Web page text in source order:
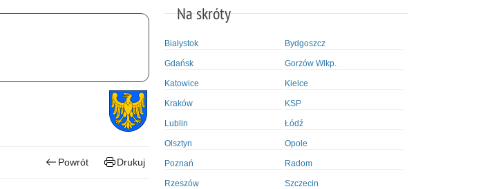
Powrót Drukuj
Na skróty
Białystok Bydgoszcz
Gdańsk Gorzów Wlkp.
Katowice Kielce
Kraków KSP
Lublin Łódź
Olsztyn Opole
Poznań Radom
Rzeszów Szczecin